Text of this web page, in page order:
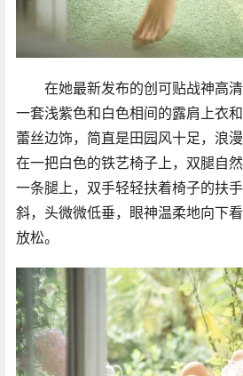
在她最新发布的创可贴战神高
一套浅紫色和白色相间的露肩上衣
蕾丝边饰，简直是田园风十足，浪
在一把白色的铁艺椅子上，双腿自
一条腿上，双手轻轻扶着椅子的扶
斜，头微微低垂，眼神温柔地向下
放松。